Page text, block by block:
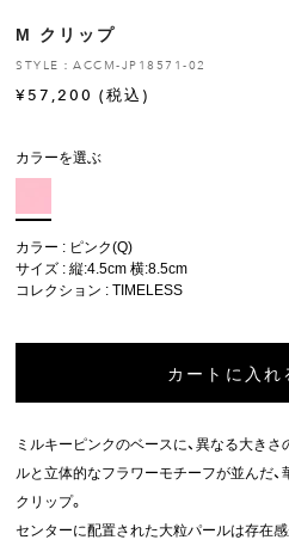
お修理について
M クリップ
STYLE：ACCM-JP18571-02
¥57,200 (税込)
カラーを選ぶ
カラー : ピンク(Q)
サイズ : 縦:4.5cm 横:8.5cm
コレクション :TIMELESS
カートに入れ
ミルキーピンクのベースに、異なる大き
ルと立体的なフラワーモチーフが並んだ
クリップ。
センターに配置された大粒パールは存在